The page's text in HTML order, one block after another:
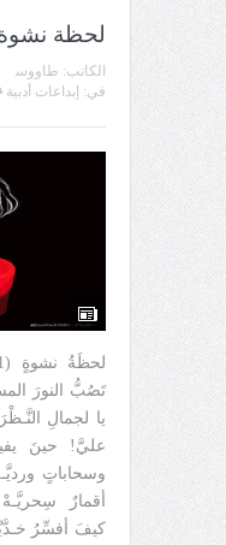
لحظة
الكاتب: طاووس
في: إبداعات أدبية
تَصُبُّ النورَ
يا لجمالِ
عليَّ! حينَ
وسحاباتٍ
أقمارٌ
كيفَ أفسِّرُ